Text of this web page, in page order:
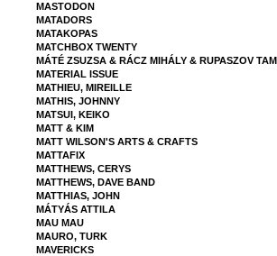
MASTODON
MATADORS
MATAKOPAS
MATCHBOX TWENTY
MÁTÉ ZSUZSA & RÁCZ MIHÁLY & RUPASZOV
MATERIAL ISSUE
MATHIEU, MIREILLE
MATHIS, JOHNNY
MATSUI, KEIKO
MATT & KIM
MATT WILSON'S ARTS & CRAFTS
MATTAFIX
MATTHEWS, CERYS
MATTHEWS, DAVE BAND
MATTHIAS, JOHN
MÁTYÁS ATTILA
MAU MAU
MAURO, TURK
MAVERICKS